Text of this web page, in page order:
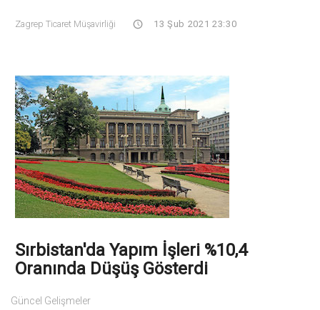
Zagrep Ticaret Müşavirliği 13 Şub 2021 23:30
Sırbistan'da Yapım İşleri %10,4
Oranında Düşüş Gösterdi
Güncel Gelişmeler